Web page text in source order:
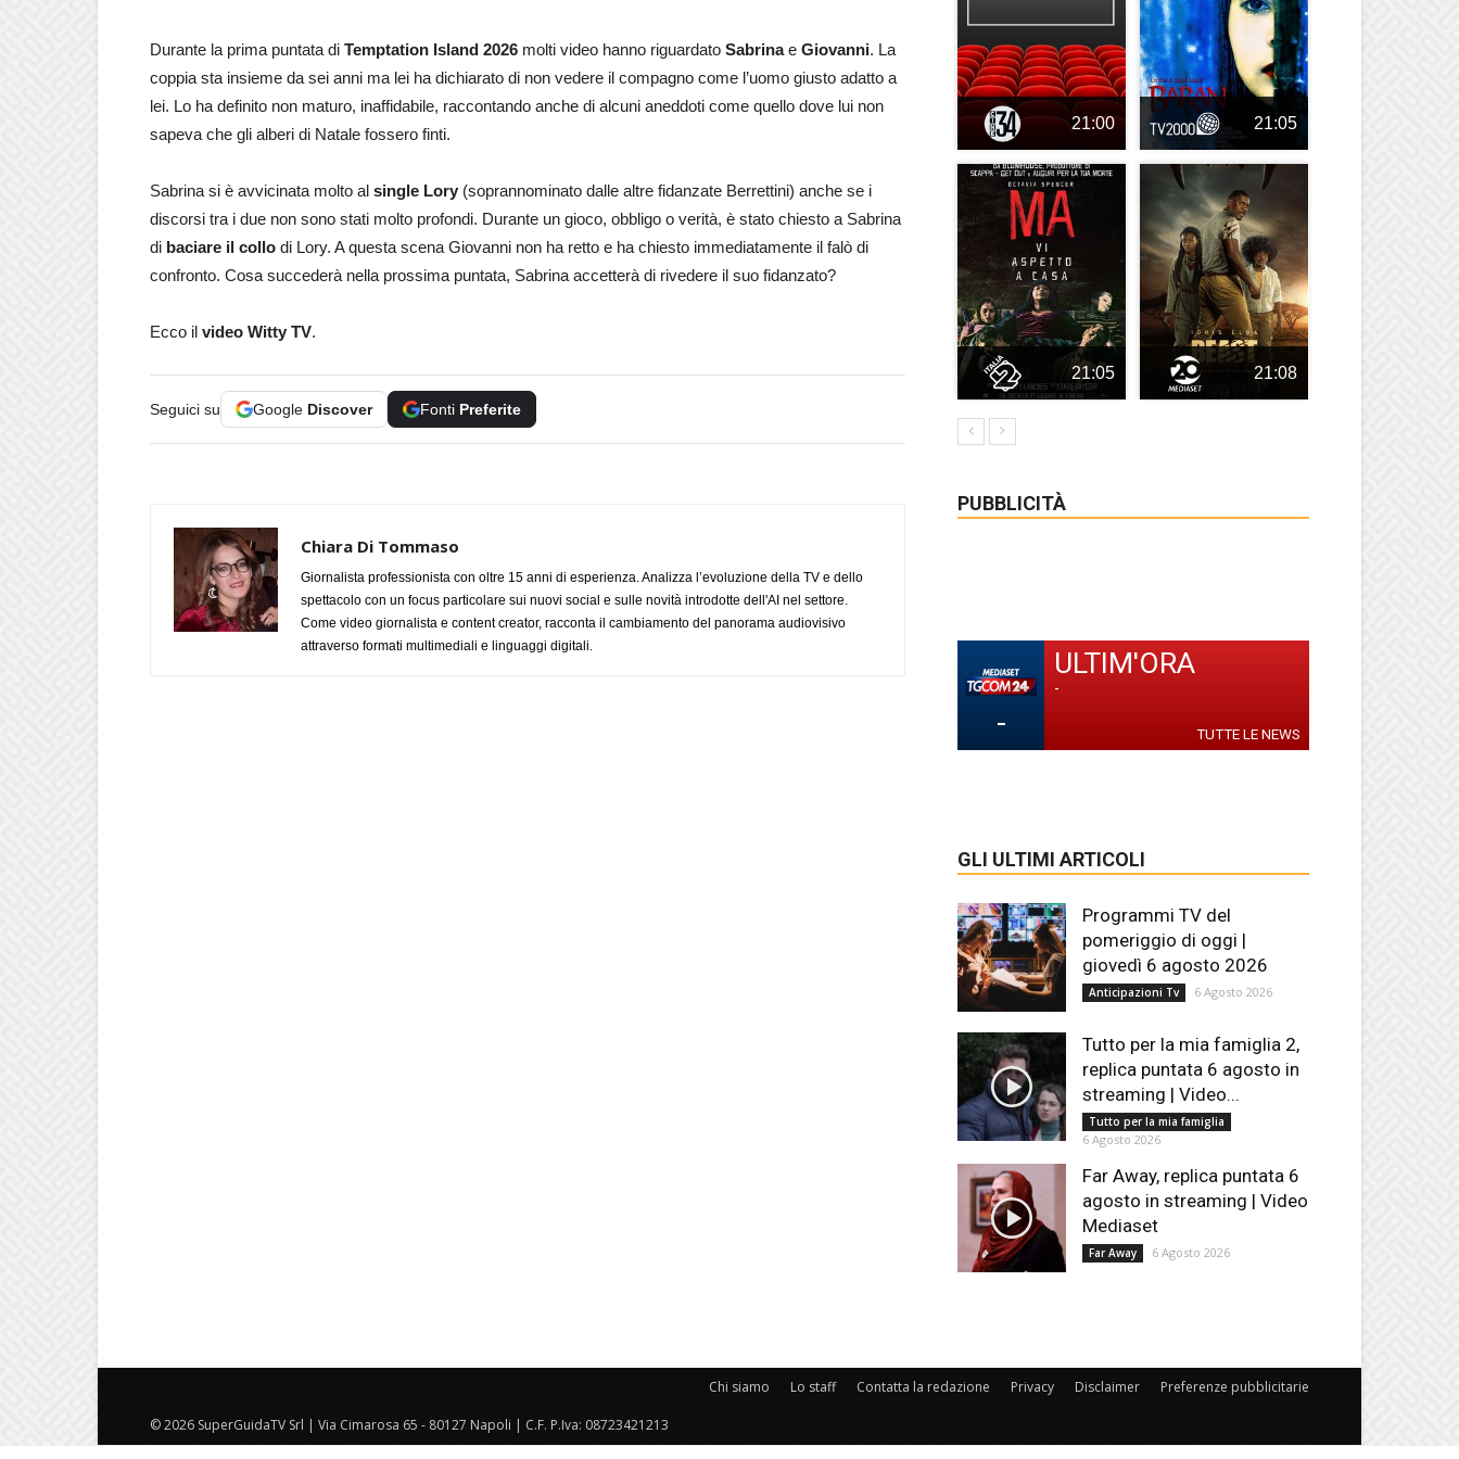
Durante la prima puntata di Temptation Island 2026 molti video hanno riguardato Sabrinae Giovanni. La
coppia sta insieme da sei anni ma lei ha dichiarato di non vedere il compagno come l’uomo giusto adatto a
lei. Lo ha definito non maturo, inaffidabile, raccontando anche di alcuni aneddoti come quello dove lui non
sapeva che gli alberi di Natale fossero finti.
Sabrina si è avvicinata molto al single Lory (soprannominato dalle altre fidanzate Berrettini) anche se i
discorsi tra i due non sono stati molto profondi. Durante un gioco, obbligo o verità, è stato chiesto a Sabrina
di baciare il collo di Lory. A questa scena Giovanni non ha retto e ha chiesto immediatamente il falò di
confronto. Cosa succederà nella prossima puntata, Sabrina accetterà di rivedere il suo fidanzato?
Ecco il video Witty TV.
Seguici su Google Discover Fonti Preferite
Chiara Di Tommaso
Giornalista professionista con oltre 15 anni di esperienza. Analizza l’evoluzione della TV e dello
spettacolo con un focus particolare sui nuovi social e sulle novità introdotte dell'AI nel settore.
Come video giornalista e content creator, racconta il cambiamento del panorama audiovisivo
attraverso formati multimediali e linguaggi digitali.
21:00 21:05
21:05 21:08
PUBBLICITÀ
-
ULTIM'ORA
-
TUTTE LE NEWS
GLI ULTIMI ARTICOLI
Programmi TV del
pomeriggio di oggi |
giovedì 6 agosto 2026
Anticipazioni Tv 6 Agosto 2026
Tutto per la mia famiglia 2,
replica puntata 6 agosto in
streaming | Video...
Tutto per la mia famiglia
6 Agosto 2026
Far Away, replica puntata 6
agosto in streaming | Video
Mediaset
Far Away 6 Agosto 2026
Chi siamo Lo staff Contatta la redazione Privacy Disclaimer Preferenze pubblicitarie
© 2026 SuperGuidaTV Srl | Via Cimarosa 65 - 80127 Napoli | C.F. P.Iva: 08723421213